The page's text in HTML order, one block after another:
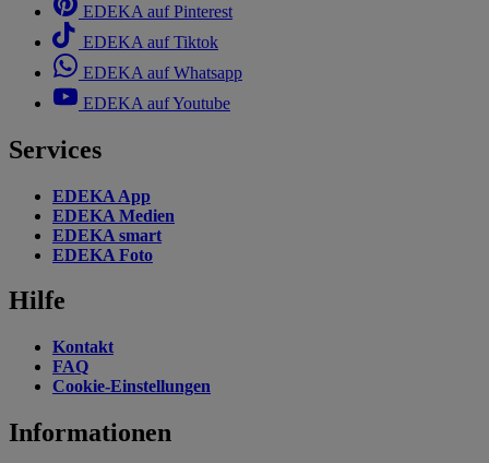
EDEKA auf Pinterest
EDEKA auf Tiktok
EDEKA auf Whatsapp
EDEKA auf Youtube
Services
EDEKA App
EDEKA Medien
EDEKA smart
EDEKA Foto
Hilfe
Kontakt
FAQ
Cookie-Einstellungen
Informationen